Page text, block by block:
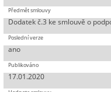
Dodatek č.3 ke smlouvě o
ano
17.01.2020